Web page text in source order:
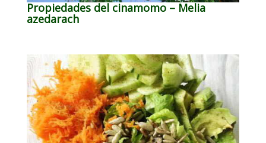
Propiedades del cinamomo – Melia
azedarach